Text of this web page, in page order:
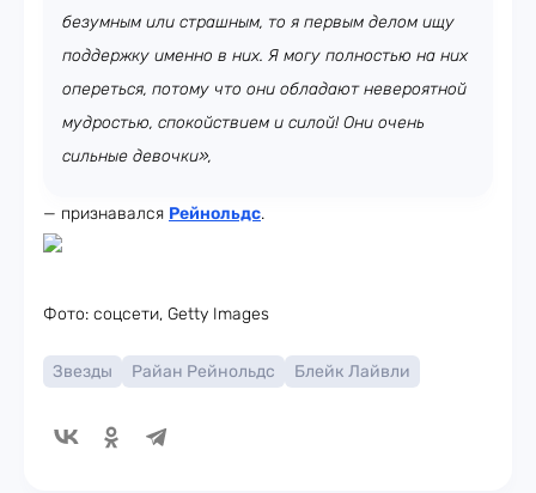
безумным или страшным, то я первым делом ищу
поддержку именно в них. Я могу полностью на них
опереться, потому что они обладают невероятной
мудростью, спокойствием и силой! Они очень
сильные девочки»,
— признавался Рейнольдс.
Фото: соцсети, Getty Images
Звезды Райан Рейнольдс Блейк Лайвли